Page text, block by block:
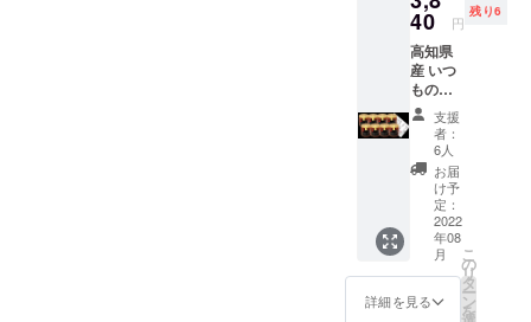
材料の
原産地:
高知県
産 ま
た、感
謝のお
手紙も
添えさ
せてい
ただき
ます。
※お届け
予定は8
月とし
ており
ます
酢、砂
糖、食
塩 内容
量:170g
保存方
法:直射
日光を
避け、
冷暗所
で保存
添加物
表示:無
し アレ
ルギー
表示:無
し 賞味
40 円
残り6
高知県
産 いつ
もの
みょう
が
170g×8
個 (送料
＆消費
税込) 名
称:ド
レッシ
ングタ
イプ調
味料 原
材料:
支援
者：
6人
お届
け予
定：
2022
年08
月
詳細を見る
こ
の
リ
タ
ー
ン
を